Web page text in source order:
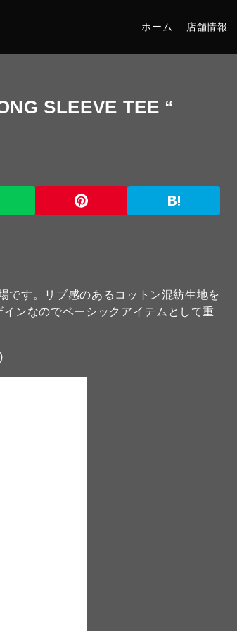
ホーム 店舗情報
SLEEVE TEE “
です。リブ感のあるコットン混紡生地を
ンなのでベーシックアイテムとして重